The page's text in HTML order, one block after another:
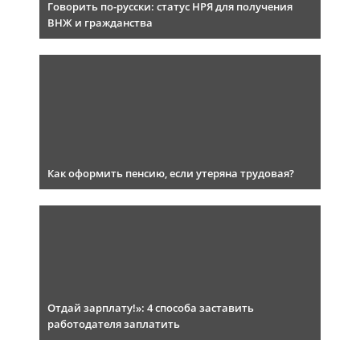
Говорить по-русски: статус НРЯ для получения
ВНЖ и гражданства
Как оформить пенсию, если утеряна трудовая?
Отдай зарплату!»: 4 способа заставить
работодателя заплатить